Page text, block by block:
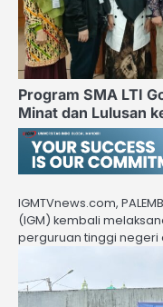
Program SMA LTI
Minat dan Lulusan
IGMTVnews.com,
(IGM) kembali
perguruan tinggi negeri